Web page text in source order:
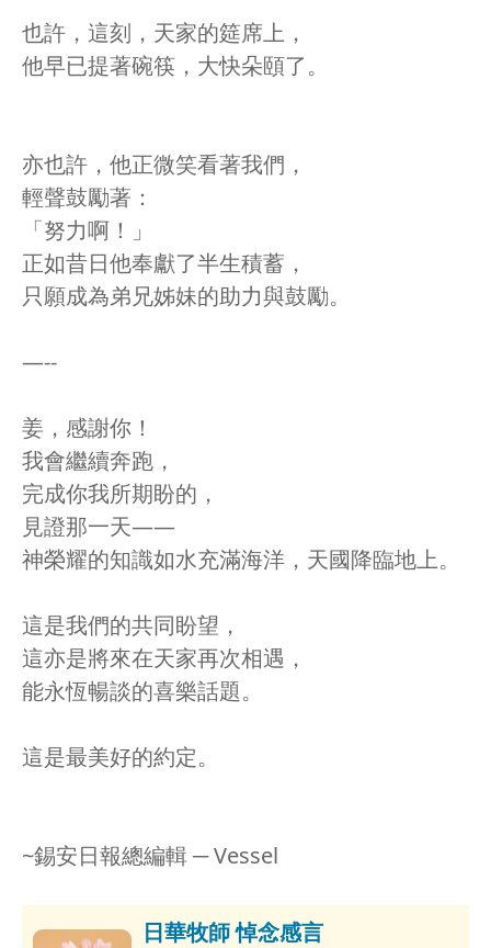
也許，這刻，天家的筵席上，
他早已提著碗筷，大快朵頤了。
亦也許，他正微笑看著我們，
輕聲鼓勵著：
「努力啊！」
正如昔日他奉獻了半生積蓄，
只願成為弟兄姊妹的助力與鼓勵。
—--
姜，感謝你！
我會繼續奔跑，
完成你我所期盼的，
見證那一天——
神榮耀的知識如水充滿海洋，天國降臨地上。
這是我們的共同盼望，
這亦是將來在天家再次相遇，
能永恆暢談的喜樂話題。
這是最美好的約定。
~錫安日報總編輯 ─ Vessel
日華牧師 悼念感言